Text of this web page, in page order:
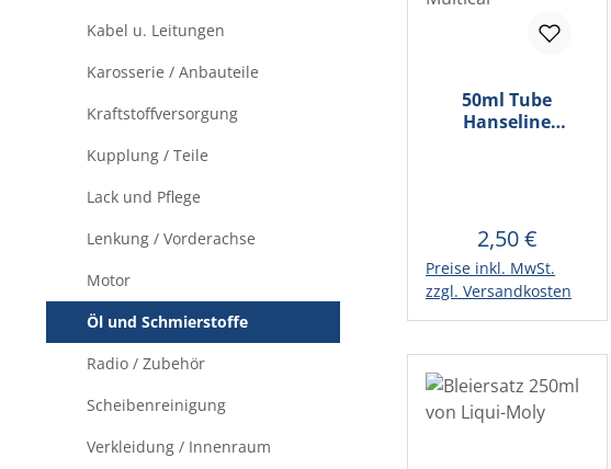
Kabel u. Leitungen
Karosserie / Anbauteile
Kraftstoffversorgung
Kupplung / Teile
Lack und Pflege
Lenkung / Vorderachse
Motor
Öl und Schmierstoffe
Radio / Zubehör
Scheibenreinigung
Verkleidung / Innenraum
50ml Tube
Hanseline
Multicar
Regulärer Preis:
2,50 €
Preise inkl. MwSt.
zzgl. Versandkosten
In den Warenkorb